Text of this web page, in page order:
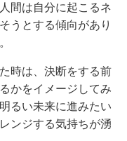
間は自分に起こるネ
うとする傾向があり
時は、決断をする前
かをイメージしてみ
るい未来に進みたい
ンジする気持ちが湧